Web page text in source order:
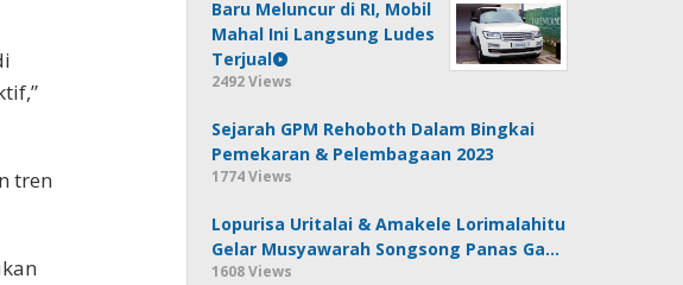
tren
Baru Meluncur di RI, Mobil
Mahal Ini Langsung Ludes
Terjual
2492 Views
Sejarah GPM Rehoboth Dalam Bingkai
Pemekaran & Pelembagaan 2023
1774 Views
Lopurisa Uritalai & Amakele Lorimalahitu
Gelar Musyawarah Songsong Panas Ga…
1608 Views